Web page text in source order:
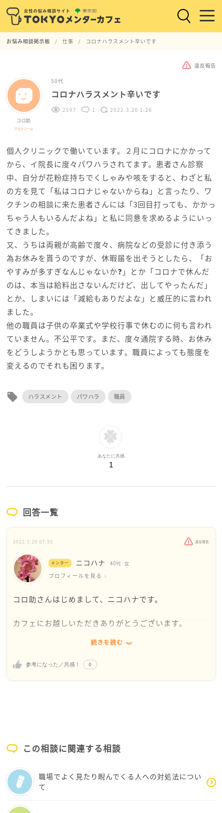
お悩み相談掲示板 仕事 コロナハラスメント辛いです
違反報告
コロ助
プロフィール
50代
コロナハラスメント辛いです
2597 1 2022.3.20 1:26
個人クリニックで働いています。２月にコロナにかかって
から、イ院長に度々パワハラされてます。患者さん診察
中、自分が花粉症持ちでくしゃみや咳をすると、わざと私
の方を見て「私はコロナじゃないからね」と言ったり、ワ
クチンの相談に来た患者さんには「3回目打っても、かかっ
ちゃう人もいるんだよね」と私に同意を求めるようにいっ
てきました。
又、うちは両親が高齢で度々、病院などの受診に付き添う
為お休みを貰うのですが、休暇届を出そうとしたら、「お
やすみが多すぎなんじゃないか❓」とか「コロナで休んだ
のは、本当は給料出さないんだけど、出してやったんだ」
とか、しまいには「減給もありだよな」と威圧的に言われ
ました。
他の職員は子供の卒業式や学校行事で休むのに何も言われ
ていません。不公平です。まだ、度々通院する時、お休み
をどうしようかとも思っています。職員によっても態度を
変えるのでそれも困ります。
local_offer ハラスメント パワハラ 職員
あなたに共感
1
回答一覧
2022.3.20 07:55 違反報告
メンター ニコハナ 40代 女
プロフィールを見る
コロ助さんはじめまして、ニコハナです。
カフェにお越しいただきありがとうございます。
後遺症とか出ずに済んでますか？
体調は大丈夫ですか？
ご両親のこともあり、さぞ療養期間中は大変だったの
では？
しかも、ワクチンをしていても感染するのはコロナに
限らず全ての感染症で言えるのに、それを医師である
昔から医者も一度入院すると良い。患者の気持ちがわ
続きを読む
参考になった／共感！ 0
この相談に関連する相談
職場でよく見たり睨んでくる人への対処法につい
て